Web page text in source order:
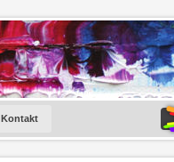
Kontakt